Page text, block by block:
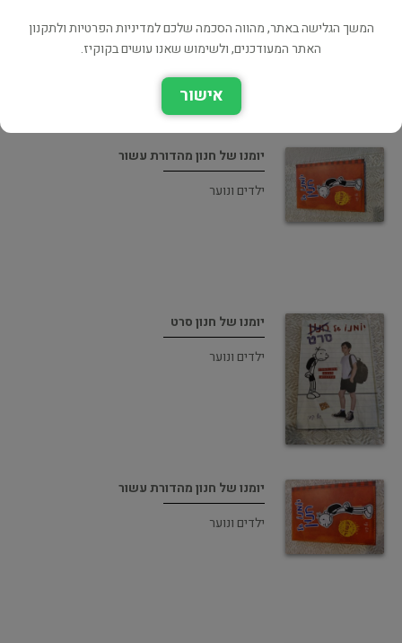
ילדים ונוער
יומנו של חנון מהדורת עשור
ילדים ונוער
יומנו של חנון סרט
ילדים ונוער
יומנו של חנון מהדורת עשור
ילדים ונוער
המשך הגלישה באתר, מהווה הסכמה שלכם למדיניות הפרטיות ולתקנון
האתר המעודכנים, ולשימוש שאנו עושים בקוקיז.
אישור